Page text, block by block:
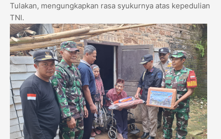
Tulakan, mengungkapkan rasa syukurnya atas kepedulian
TNI.